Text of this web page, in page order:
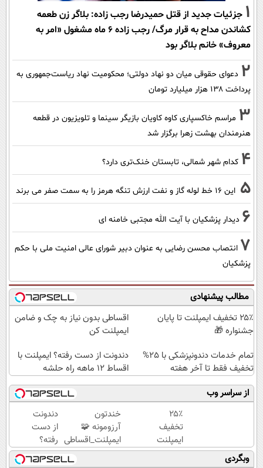
1 جزئیات جدید از قتل حمیدرضا رجب زاده: بلاگر زن طعمه
کشاندن مداح به قرار مرگ/ رجب زاده 6 ماه مشغول «امر به
معروف» خانم بلاگر بود
2 دعوای حقوقی میان دو نهاد دولتی؛ محکومیت نهاد ریاست‌جمهوری به
پرداخت ۱۳۸ هزار میلیارد تومان
3 مراسم خاکسپاری کاوه کاویان بازیگر سینما و تلویزیون در قطعه
هنرمندان بهشت زهرا برگزار شد
4 کدام شهر شمالی، تابستان خنک‌تری دارد؟
5 این 16 خط لوله گاز و نفت ارزش تنگه هرمز را به سمت صفر می برند
6 دیدار پزشکیان با آیت الله مجتبی خامنه ای
7 انتصاب محسن رضایی به عنوان دبیر شورای عالی امنیت ملی با حکم
پزشکیان
مطالب پیشنهادی
۲۵٪ تخفیف ایمپلنت تا پایان
جشنواره 🎁
اقساطی بدون نیاز به چک و ضامن
ایمپلنت کن
تمام خدمات دندونپزشکی با 25%
تخفیف فقط تا آخر هفته
دندونت از دست رفته؟ ایمپلنت با
اقساط ۱۲ ماهه راه حلشه
از سراسر وب
۲۵٪
تخفیف
ایمپلنت
تا پایان
خندتون
آرزومونه 🧩
ایمپلنت_اقساطی
🧩بدون_ضامن
دندونت
از دست
رفته؟
ایمپلنت
وبگردی